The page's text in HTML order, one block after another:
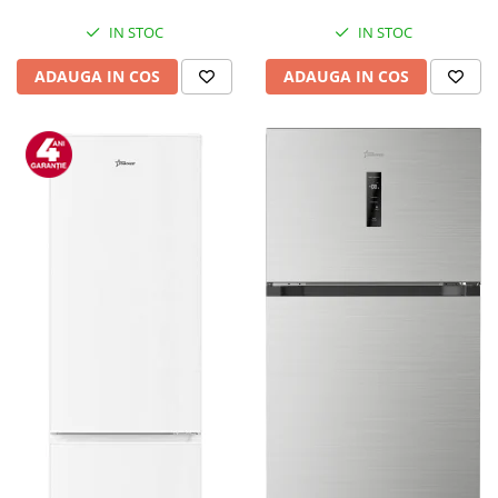
Sisteme audio
Imprimante & Scannere
Monitoare
Playere, Boxe & Casti
Radio cu ceas & portabile
Tabla interactiva
IN STOC
ADAUGA IN COS
IN STOC
ADAUGA IN COS